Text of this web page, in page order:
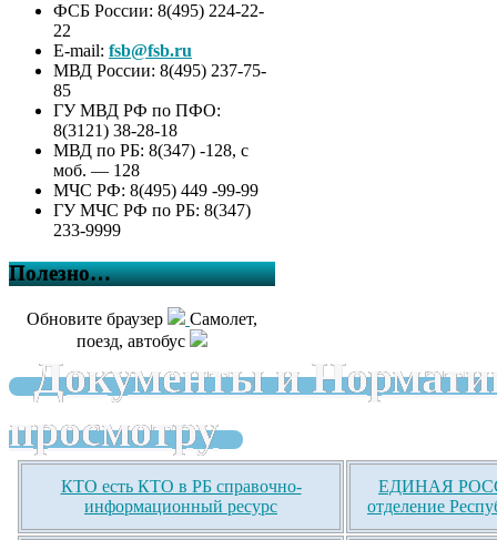
ФСБ России: 8(495) 224-22-
22
E-mail: fsb@fsb.ru
МВД России: 8(495) 237-75-
85
ГУ МВД РФ по ПФО:
8(3121) 38-28-18
МВД по РБ: 8(347) -128, с
моб. — 128
МЧС РФ: 8(495) 449 -99-99
ГУ МЧС РФ по РБ: 8(347)
233-9999
Полезно…
Обновите браузер
Самолет,
поезд, автобус
Документы и
просмотру
КТО есть КТО в РБ справочно-
информационный ресурс
ЕДИНАЯ
отделение